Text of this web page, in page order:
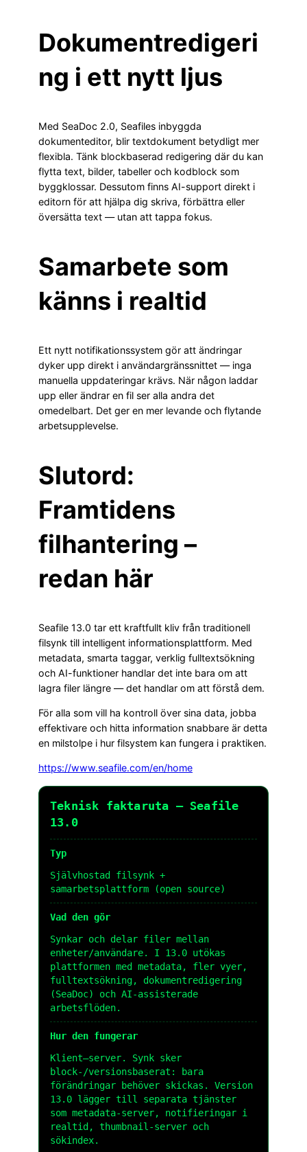
Dokumentredigeri
ng i ett nytt ljus
Med SeaDoc 2.0, Seafiles inbyggda
dokumenteditor, blir textdokument betydligt mer
flexibla. Tänk blockbaserad redigering där du kan
flytta text, bilder, tabeller och kodblock som
byggklossar. Dessutom finns AI-support direkt i
editorn för att hjälpa dig skriva, förbättra eller
översätta text — utan att tappa fokus.
Samarbete som
känns i realtid
Ett nytt notifikationssystem gör att ändringar
dyker upp direkt i användargränssnittet — inga
manuella uppdateringar krävs. När någon laddar
upp eller ändrar en fil ser alla andra det
omedelbart. Det ger en mer levande och flytande
arbetsupplevelse.
Slutord:
Framtidens
filhantering –
redan här
Seafile 13.0 tar ett kraftfullt kliv från traditionell
filsynk till intelligent informationsplattform. Med
metadata, smarta taggar, verklig fulltextsökning
och AI-funktioner handlar det inte bara om att
lagra filer längre — det handlar om att förstå dem.
För alla som vill ha kontroll över sina data, jobba
effektivare och hitta information snabbare är detta
en milstolpe i hur filsystem kan fungera i praktiken.
https://www.seafile.com/en/home
Teknisk faktaruta – Seafile
13.0
Typ
Självhostad filsynk +
samarbetsplattform (open source)
Vad den gör
Synkar och delar filer mellan
enheter/användare. I 13.0 utökas
plattformen med metadata, fler vyer,
fulltextsökning, dokumentredigering
(SeaDoc) och AI-assisterade
arbetsflöden.
Hur den fungerar
Klient–server. Synk sker
block-/versionsbaserat: bara
förändringar behöver skickas. Version
13.0 lägger till separata tjänster
som metadata-server, notifieringar i
realtid, thumbnail-server och
sökindex.